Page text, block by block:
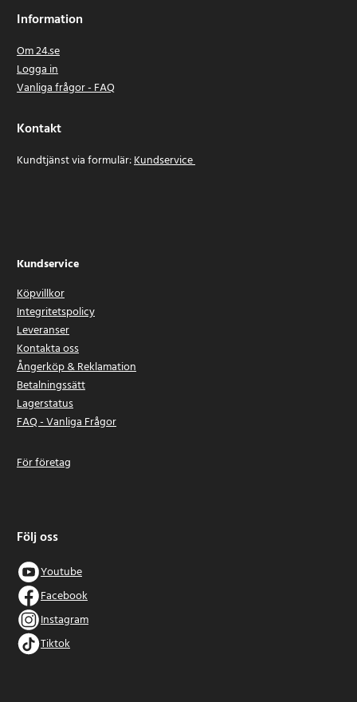
Information
Om 24.se
Logga in
Vanliga frågor - FAQ
Kontakt
Kundtjänst via formulär:Kundservice
Kundservice
Köpvillkor
Integritetspolicy
Leveranser
Kontakta oss
Ångerköp & Reklamation
Betalningssätt
Lagerstatus
FAQ - Vanliga Frågor
För företag
Följ oss
Youtube
Facebook
Instagram
Tiktok